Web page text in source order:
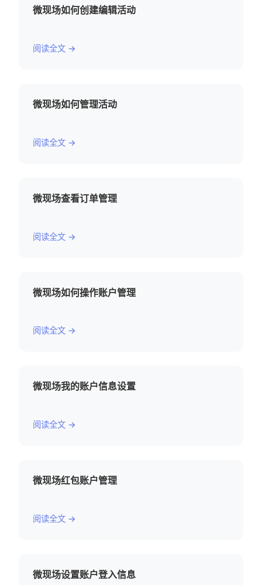
微现场如何创建编辑活动
阅读全文 →
微现场如何管理活动
阅读全文 →
微现场查看订单管理
阅读全文 →
微现场如何操作账户管理
阅读全文 →
微现场我的账户信息设置
阅读全文 →
微现场红包账户管理
阅读全文 →
微现场设置账户登入信息